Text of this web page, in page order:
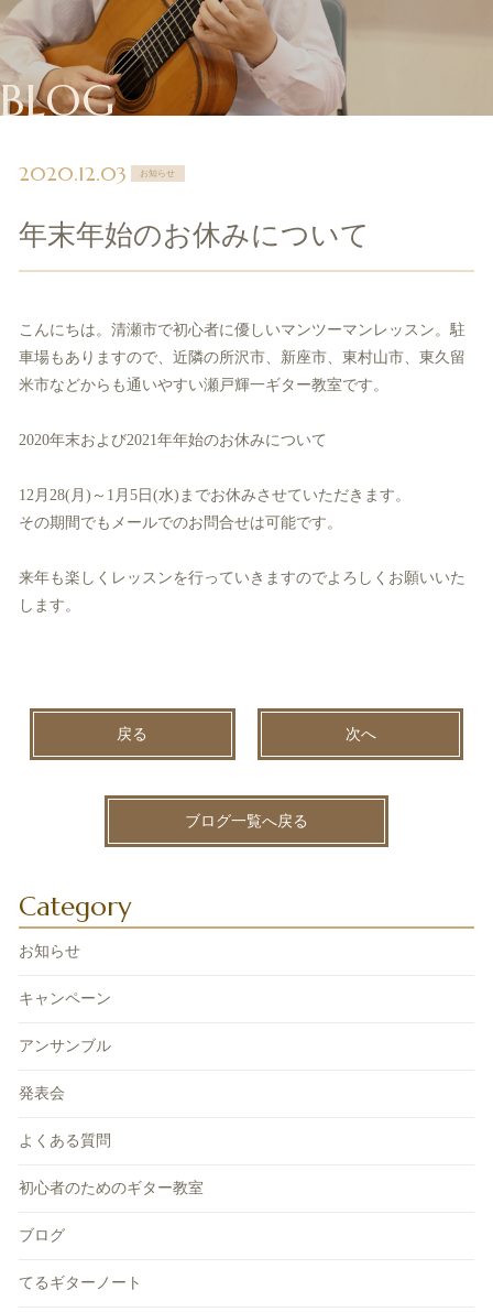
BLOG
2020.12.03 お知らせ
年末年始のお休みについて
こんにちは。清瀬市で初心者に優しいマンツーマンレッスン。駐
車場もありますので、近隣の所沢市、新座市、東村山市、東久留
米市などからも通いやすい瀬戸輝一ギター教室です。
2020年末および2021年年始のお休みについて
12月28(月)～1月5日(水)までお休みさせていただきます。
その期間でもメールでのお問合せは可能です。
来年も楽しくレッスンを行っていきますのでよろしくお願いいた
します。
戻る 次へ
ブログ一覧へ戻る
Category
お知らせ
キャンペーン
アンサンブル
発表会
よくある質問
初心者のためのギター教室
ブログ
てるギターノート